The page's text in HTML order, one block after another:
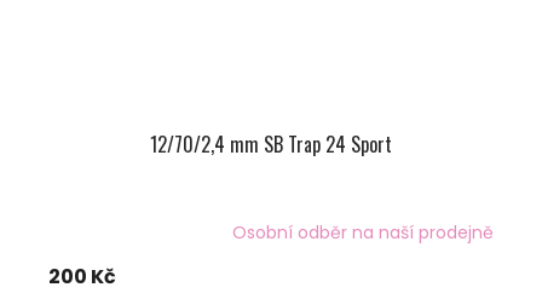
12/70/2,4 mm SB Trap 24 Sport
Osobní odběr na naší prodejně
200 Kč